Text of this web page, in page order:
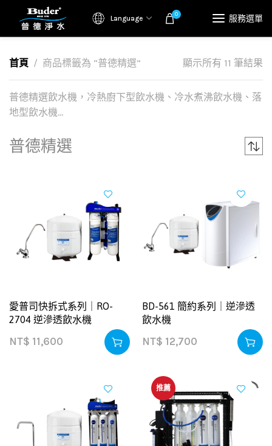
Language 0 服務選單
首頁 商品標籤為 “普德精選” 顯示所有 11 筆結果
普德精選飲水機，冷熱廚下型飲水機、冷水煮沸飲水機、落
地型飲水機…
普德精選
愛普司快拆式系列｜RO-
2704 逆滲透飲水機
NT$ 11,600
BD-561 簡約系列｜逆滲透
飲水機
NT$ 12,700
推薦